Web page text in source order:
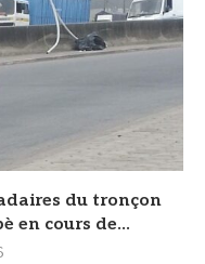
du tronçon
en cours de...